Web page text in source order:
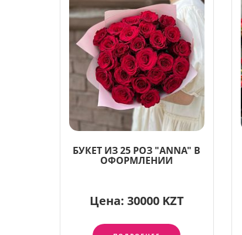
БУКЕТ ИЗ 25 РОЗ "ANNA" В
ОФОРМЛЕНИИ
Цена: 30000 KZT